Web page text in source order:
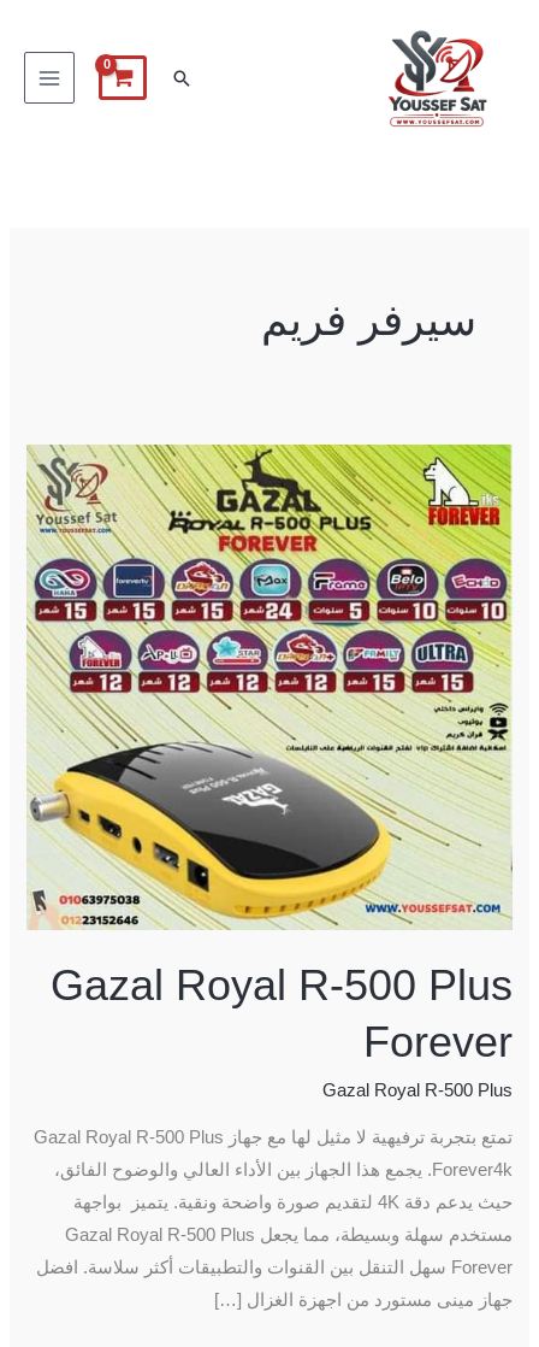
البحث
سيرفر فريم
Gazal Royal R-500 Plus
Forever
Gazal Royal R-500 Plus
تمتع بتجربة ترفيهية لا مثيل لها مع جهاز Gazal Royal R-500 Plus
Forever4k. يجمع هذا الجهاز بين الأداء العالي والوضوح الفائق،
حيث يدعم دقة 4K لتقديم صورة واضحة ونقية. يتميز بواجهة
مستخدم سهلة وبسيطة، مما يجعل Gazal Royal R-500 Plus
Forever سهل التنقل بين القنوات والتطبيقات أكثر سلاسة. افضل
جهاز مينى مستورد من اجهزة الغزال […]
Gazal
Royal
R-
500
Plus
Forever